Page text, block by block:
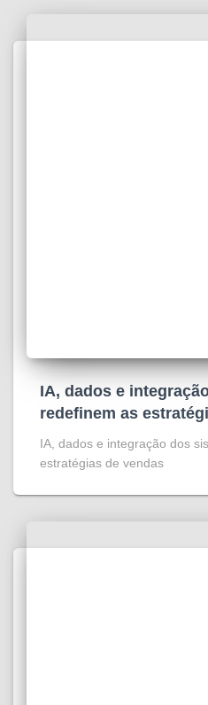
IA, dados e
redefinem as
IA, dados e integração dos
estratégias de vendas